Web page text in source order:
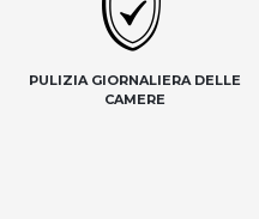
PULIZIA GIORNALIERA DELLE
CAMERE